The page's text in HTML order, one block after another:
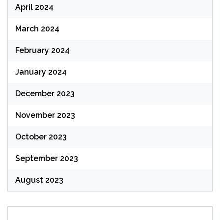
April 2024
March 2024
February 2024
January 2024
December 2023
November 2023
October 2023
September 2023
August 2023